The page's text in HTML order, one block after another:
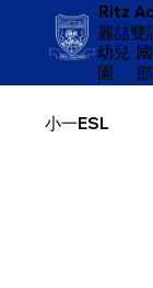
Ritz
麗喆雙
幼兒
園
部
小一ESL